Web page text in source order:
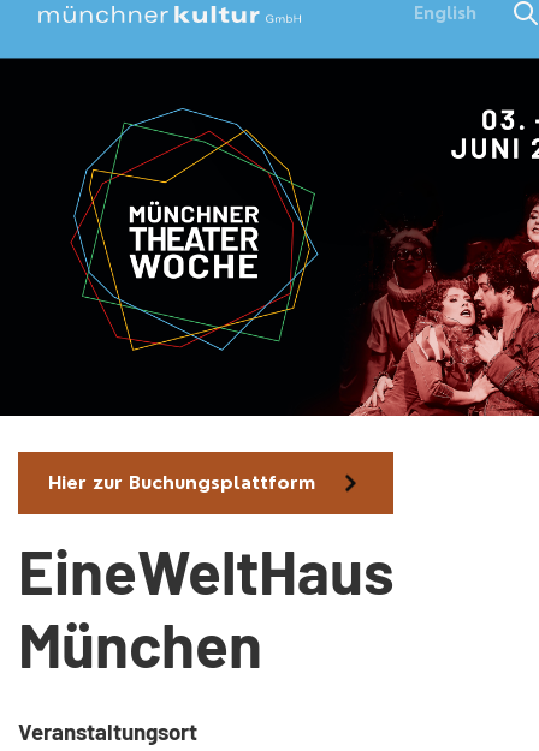
English
Hier zur Buchungsplattform
EineWeltHaus
München
Veranstaltungsort